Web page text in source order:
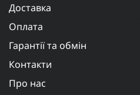
Доставка
Оплата
Гарантії та обмін
Контакти
Про нас